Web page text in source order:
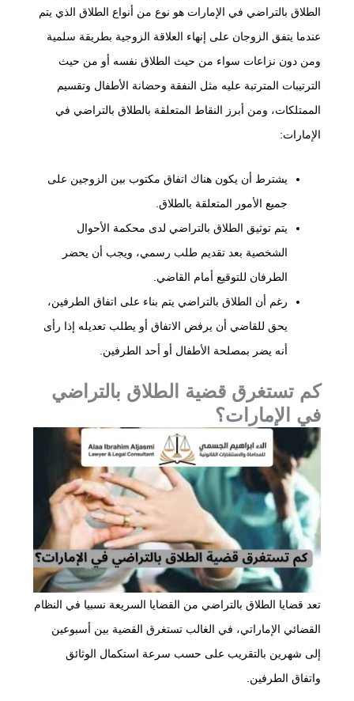
الطلاق بالتراضي في الإمارات هو نوع من أنواع الطلاق الذي يتم
عندما يتفق الزوجان على إنهاء العلاقة الزوجية بطريقة سلمية
ومن دون نزاعات سواء من حيث الطلاق نفسه أو من حيث
الترتيبات المترتبة عليه مثل النفقة وحضانة الأطفال وتقسيم
الممتلكات، ومن أبرز النقاط المتعلقة بالطلاق بالتراضي في
الإمارات:
يشترط أن يكون هناك اتفاق مكتوب بين الزوجين على
جميع الأمور المتعلقة بالطلاق.
يتم توثيق الطلاق بالتراضي لدى محكمة الأحوال
الشخصية بعد تقديم طلب رسمي، ويجب أن يحضر
الطرفان للتوقيع أمام القاضي.
رغم أن الطلاق بالتراضي يتم بناء على اتفاق الطرفين،
يحق للقاضي أن يرفض الاتفاق أو يطلب تعديله إذا رأى
أنه يضر بمصلحة الأطفال أو أحد الطرفين.
كم تستغرق قضية الطلاق بالتراضي
في الإمارات؟
تعد قضايا الطلاق بالتراضي من القضايا السريعة نسبيا في النظام
القضائي الإماراتي، في الغالب تستغرق القضية بين أسبوعين
إلى شهرين بالتقريب على حسب سرعة استكمال الوثائق
واتفاق الطرفين.